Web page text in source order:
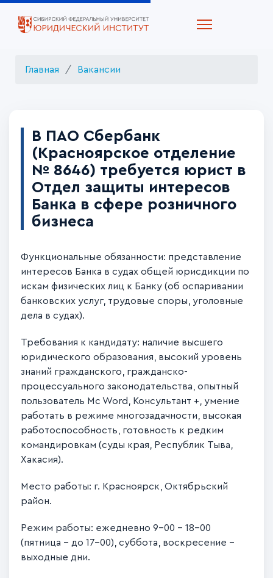
Главная Вакансии
В ПАО Сбербанк
(Красноярское отделение
№ 8646) требуется юрист в
Отдел защиты интересов
Банка в сфере розничного
бизнеса
Функциональные обязанности: представление
интересов Банка в судах общей юрисдикции по
искам физических лиц к Банку (об оспаривании
банковских услуг, трудовые споры, уголовные
дела в судах).
Требования к кандидату: наличие высшего
юридического образования, высокий уровень
знаний гражданского, гражданско-
процессуального законодательства, опытный
пользователь Mc Word
, Консультант +, умение
работать в режиме многозадачности, высокая
работоспособность, готовность к редким
командировкам (суды края, Республик Тыва,
Хакасия).
Место работы: г. Красноярск, Октябрьский
район.
Режим работы: ежедневно 9-00 – 18-00
(пятница – до 17-00), суббота, воскресение –
выходные дни.